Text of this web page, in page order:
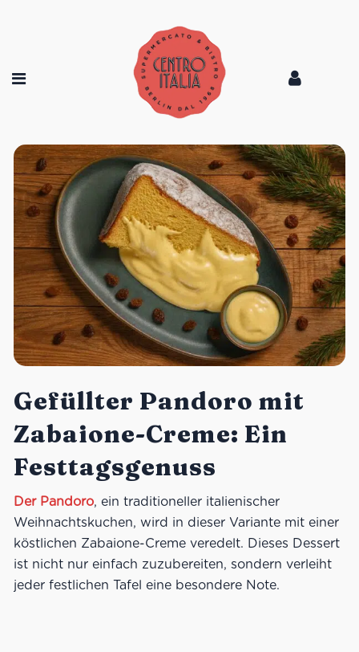
Gefüllter Pandoro mit
Zabaione-Creme: Ein
Festtagsgenuss
Der Pandoro, ein traditioneller italienischer
Weihnachtskuchen, wird in dieser Variante mit einer
köstlichen Zabaione-Creme veredelt. Dieses Dessert
ist nicht nur einfach zuzubereiten, sondern verleiht
jeder festlichen Tafel eine besondere Note.